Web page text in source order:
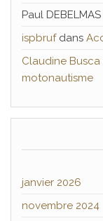
Paul DEBELMAS
ispbrufdans
Claudine Busca
motonautisme
janvier 2026
novembre 2024